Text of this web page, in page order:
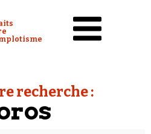
Watch :
recherche :